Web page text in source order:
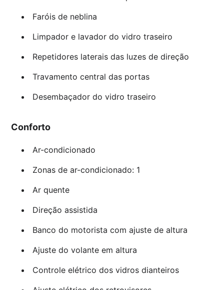
Faróis de neblina
Limpador e lavador do vidro traseiro
Repetidores laterais das luzes de direção
Travamento central das portas
Desembaçador do vidro traseiro
Conforto
Ar-condicionado
Zonas de ar-condicionado: 1
Ar quente
Direção assistida
Banco do motorista com ajuste de altura
Ajuste do volante em altura
Controle elétrico dos vidros dianteiros